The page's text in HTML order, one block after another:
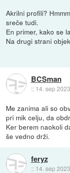
Akrilni profili?
sreče tudi.
En primer, kako se
Na drugi strani
BCSman
:: 14. sep
Me zanima ali so
pri mik celju, da
Ker berem naokoli
še vedno drži.
feryz
:: 14. sep